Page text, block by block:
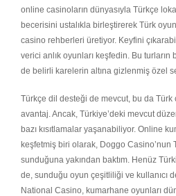
online casinoların dünyasıyla Türkçe
becerisini ustalıkla birleştirerek Türk
casino rehberleri üretiyor. Keyfini
verici anlık oyunları keşfedin. Bu
de belirli karelerin altına gizlenmiş özel
Türkçe dil desteği de mevcut, bu da
avantaj. Ancak, Türkiye’deki mevcut
bazı kısıtlamalar yaşanabiliyor. Online
keşfetmiş biri olarak, Doggo Casino’nun
sunduğuna yakından baktım. Henüz
de, sunduğu oyun çeşitliliği ve kullanıcı
National Casino, kumarhane oyunları